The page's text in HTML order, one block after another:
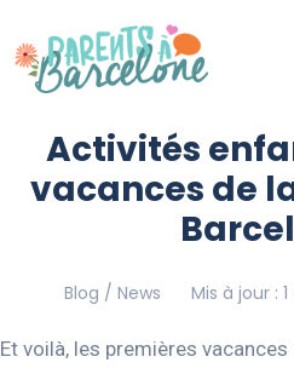
Activités
vacances de
Blog / News Mis à jour :
Et voilà, les premières vacances